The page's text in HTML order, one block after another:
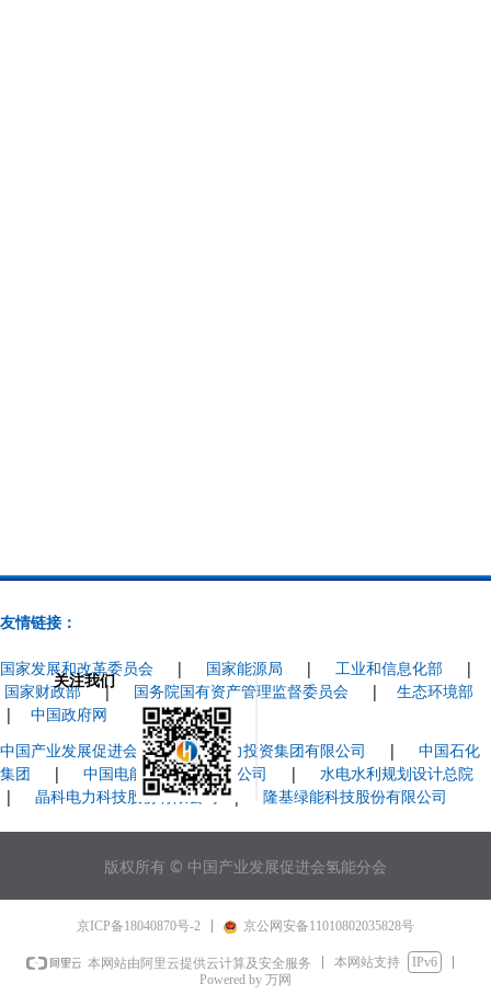
友情链接：
国家发展和改革委员会 | 国家能源局 | 工业和信息化部 |
国家财政部| 国务院国有资产管理监督委员会 | 生态环境部
| 中国政府网
中国产业发展促进会 |国家电力投资集团有限公司 | 中国石化
集团 | 中国电能成套设备有限公司 | 水电水利规划设计总院
| 晶科电力科技股份有限公司 | 隆基绿能科技股份有限公司
关注我们
版权所有 © 中国产业发展促进会氢能分会
京ICP备18040870号-2 京公网安备11010802035828号
本网站由阿里云提供云计算及安全服务 本网站支持
IPv6
Powered by 万网